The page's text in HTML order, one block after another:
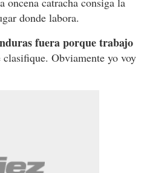
donde labora.
fuera porque trabajo
Obviamente yo voy